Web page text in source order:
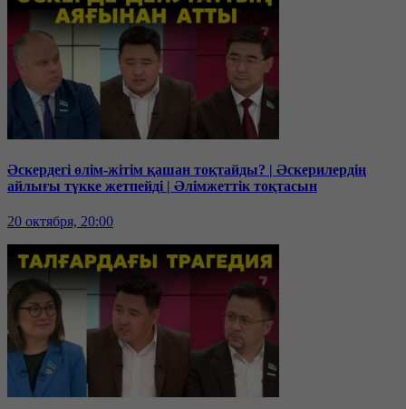
Әскердегі өлім-жітім қашан тоқтайды? | Әскерилердің
айлығы түкке жетпейді | Әлімжеттік тоқтасын
20 октября, 20:00